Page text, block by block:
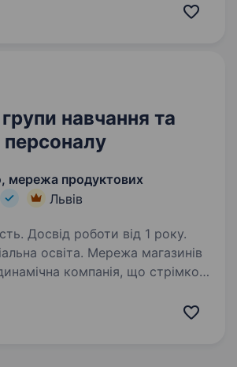
до системного
навчання та
персоналу
мережа продуктових
Львів
Досвід роботи від 1 року.
Мережа магазинів
компанія, що стрімко
Ми запрошуємо